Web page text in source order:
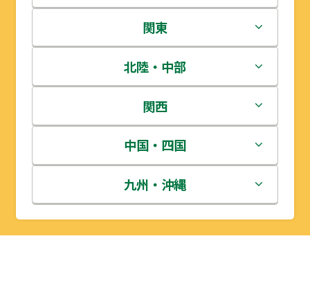
北海道
青森県
岩手県
宮城県
秋田県
山形県
関東
茨城県
栃木県
群馬県
埼玉県
千葉県
北陸・中部
新潟県
富山県
石川県
福井県
関西
三重県
滋賀県
京都府
中国・四国
鳥取県
島根県
九州・沖縄
福岡県